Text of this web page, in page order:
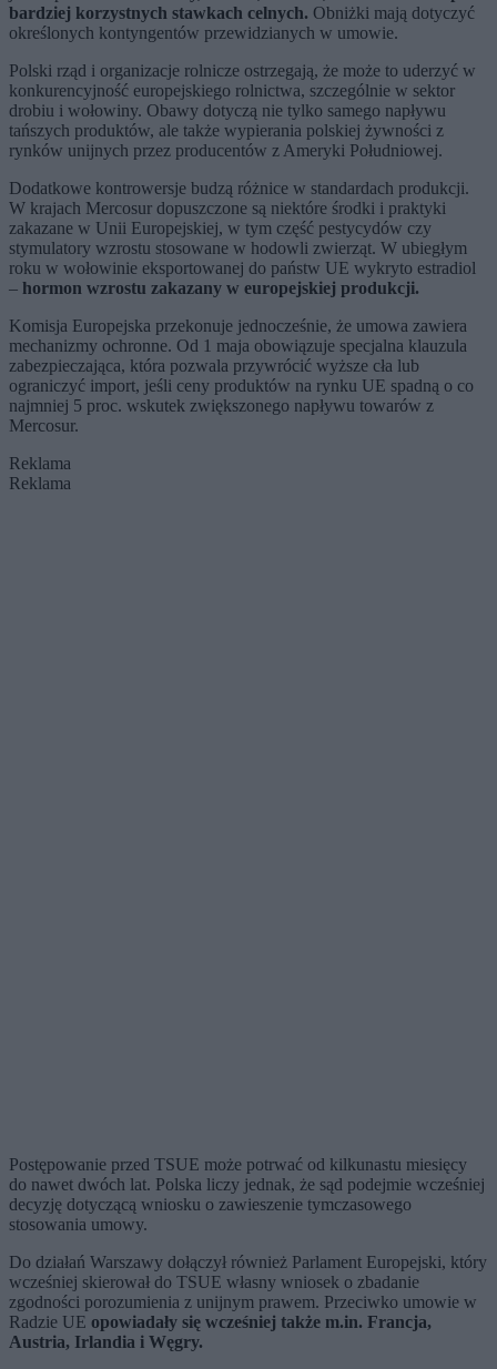
bardziej korzystnych stawkach celnych. Obniżki mają dotyczyć
określonych kontyngentów przewidzianych w umowie.
Polski rząd i organizacje rolnicze ostrzegają, że może to uderzyć w
konkurencyjność europejskiego rolnictwa, szczególnie w sektor
drobiu i wołowiny. Obawy dotyczą nie tylko samego napływu
tańszych produktów, ale także wypierania polskiej żywności z
rynków unijnych przez producentów z Ameryki Południowej.
Dodatkowe kontrowersje budzą różnice w standardach produkcji.
W krajach Mercosur dopuszczone są niektóre środki i praktyki
zakazane w Unii Europejskiej, w tym część pestycydów czy
stymulatory wzrostu stosowane w hodowli zwierząt. W ubiegłym
roku w wołowinie eksportowanej do państw UE wykryto estradiol
– hormon wzrostu zakazany w europejskiej produkcji.
Komisja Europejska przekonuje jednocześnie, że umowa zawiera
mechanizmy ochronne. Od 1 maja obowiązuje specjalna klauzula
zabezpieczająca, która pozwala przywrócić wyższe cła lub
ograniczyć import, jeśli ceny produktów na rynku UE spadną o co
najmniej 5 proc. wskutek zwiększonego napływu towarów z
Mercosur.
Reklama
Reklama
Postępowanie przed TSUE może potrwać od kilkunastu miesięcy
do nawet dwóch lat. Polska liczy jednak, że sąd podejmie wcześniej
decyzję dotyczącą wniosku o zawieszenie tymczasowego
stosowania umowy.
Do działań Warszawy dołączył również Parlament Europejski, który
wcześniej skierował do TSUE własny wniosek o zbadanie
zgodności porozumienia z unijnym prawem. Przeciwko umowie w
Radzie UE opowiadały się wcześniej także m.in. Francja,
Austria, Irlandia i Węgry.